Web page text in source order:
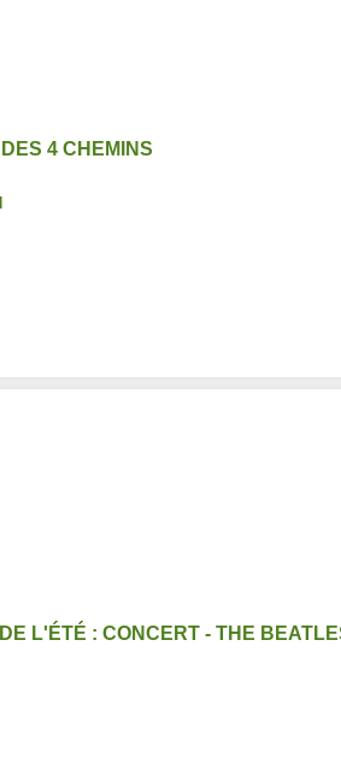
4 CHEMINS
L'ÉTÉ : CONCERT - THE